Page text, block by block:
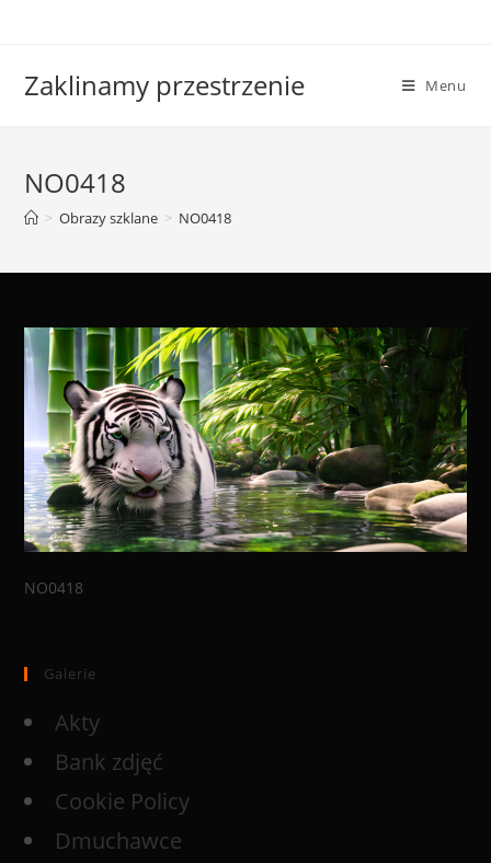
Zaklinamy przestrzenie Menu
NO0418
> Obrazy szklane > NO0418
NO0418
Galerie
Akty
Bank zdjęć
Cookie Policy
Dmuchawce